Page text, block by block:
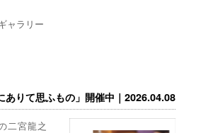
ャラリー
ありて思ふもの」開催中｜2026.04.08
二宮龍之